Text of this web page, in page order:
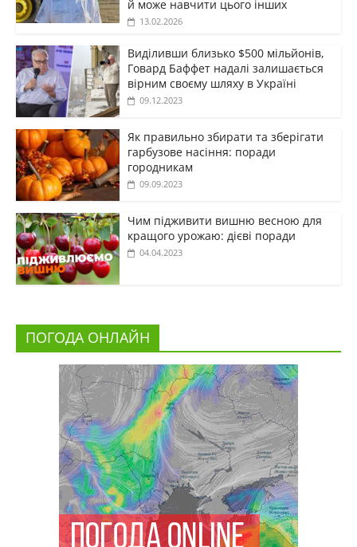
й може навчити цього інших
13.02.2026
Виділивши близько $500 мільйонів,
Говард Баффет надалі залишається
вірним своєму шляху в Україні
09.12.2023
Як правильно збирати та зберігати
гарбузове насіння: поради
городникам
09.09.2023
Чим підживити вишню весною для
кращого урожаю: дієві поради
04.04.2023
ПОГОДА ОНЛАЙН